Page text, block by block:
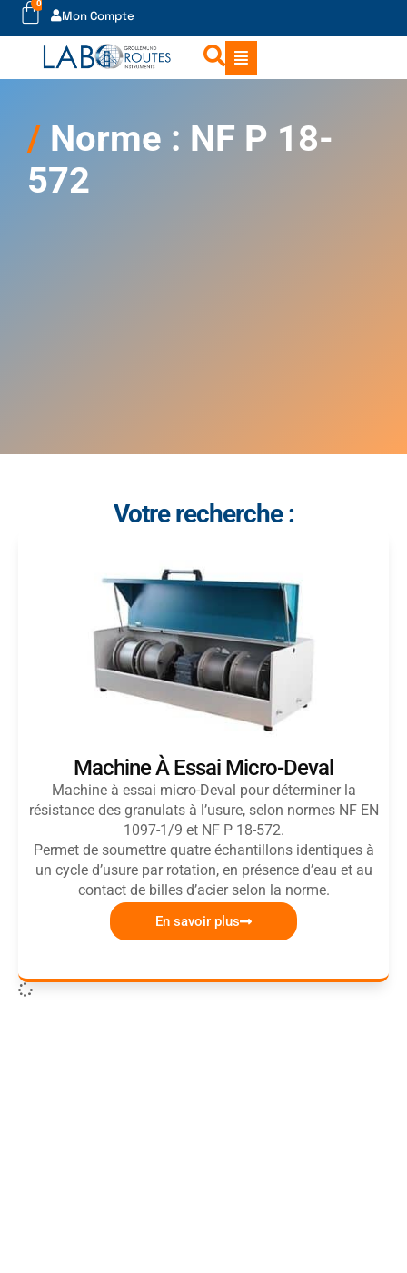
0
Mon Compte
Norme : NF P 18-
572
Votre recherche :
Machine À Essai Micro-Deval
Machine à essai micro-Deval pour déterminer la
résistance des granulats à l’usure, selon normes NF EN
1097-1/9 et NF P 18-572.
Permet de soumettre quatre échantillons identiques à
un cycle d’usure par rotation, en présence d’eau et au
contact de billes d’acier selon la norme.
En savoir plus